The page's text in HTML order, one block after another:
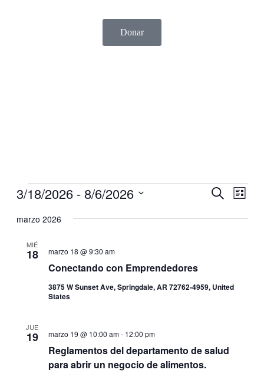
Donar
búsqueda
Eventos
Buscar
vistas
Lista
3/18/2026 - 8/6/2026
la
marzo 2026
MIÉ
18
Conectando con Emprendedores
marzo 18 @ 9:30 am
3875 W Sunset Ave, Springdale, AR 72762-4959, United
States
JUE
19
Reglamentos del departamento de salud
para abrir un negocio de alimentos.
marzo 19 @ 10:00 am- 12:00 pm